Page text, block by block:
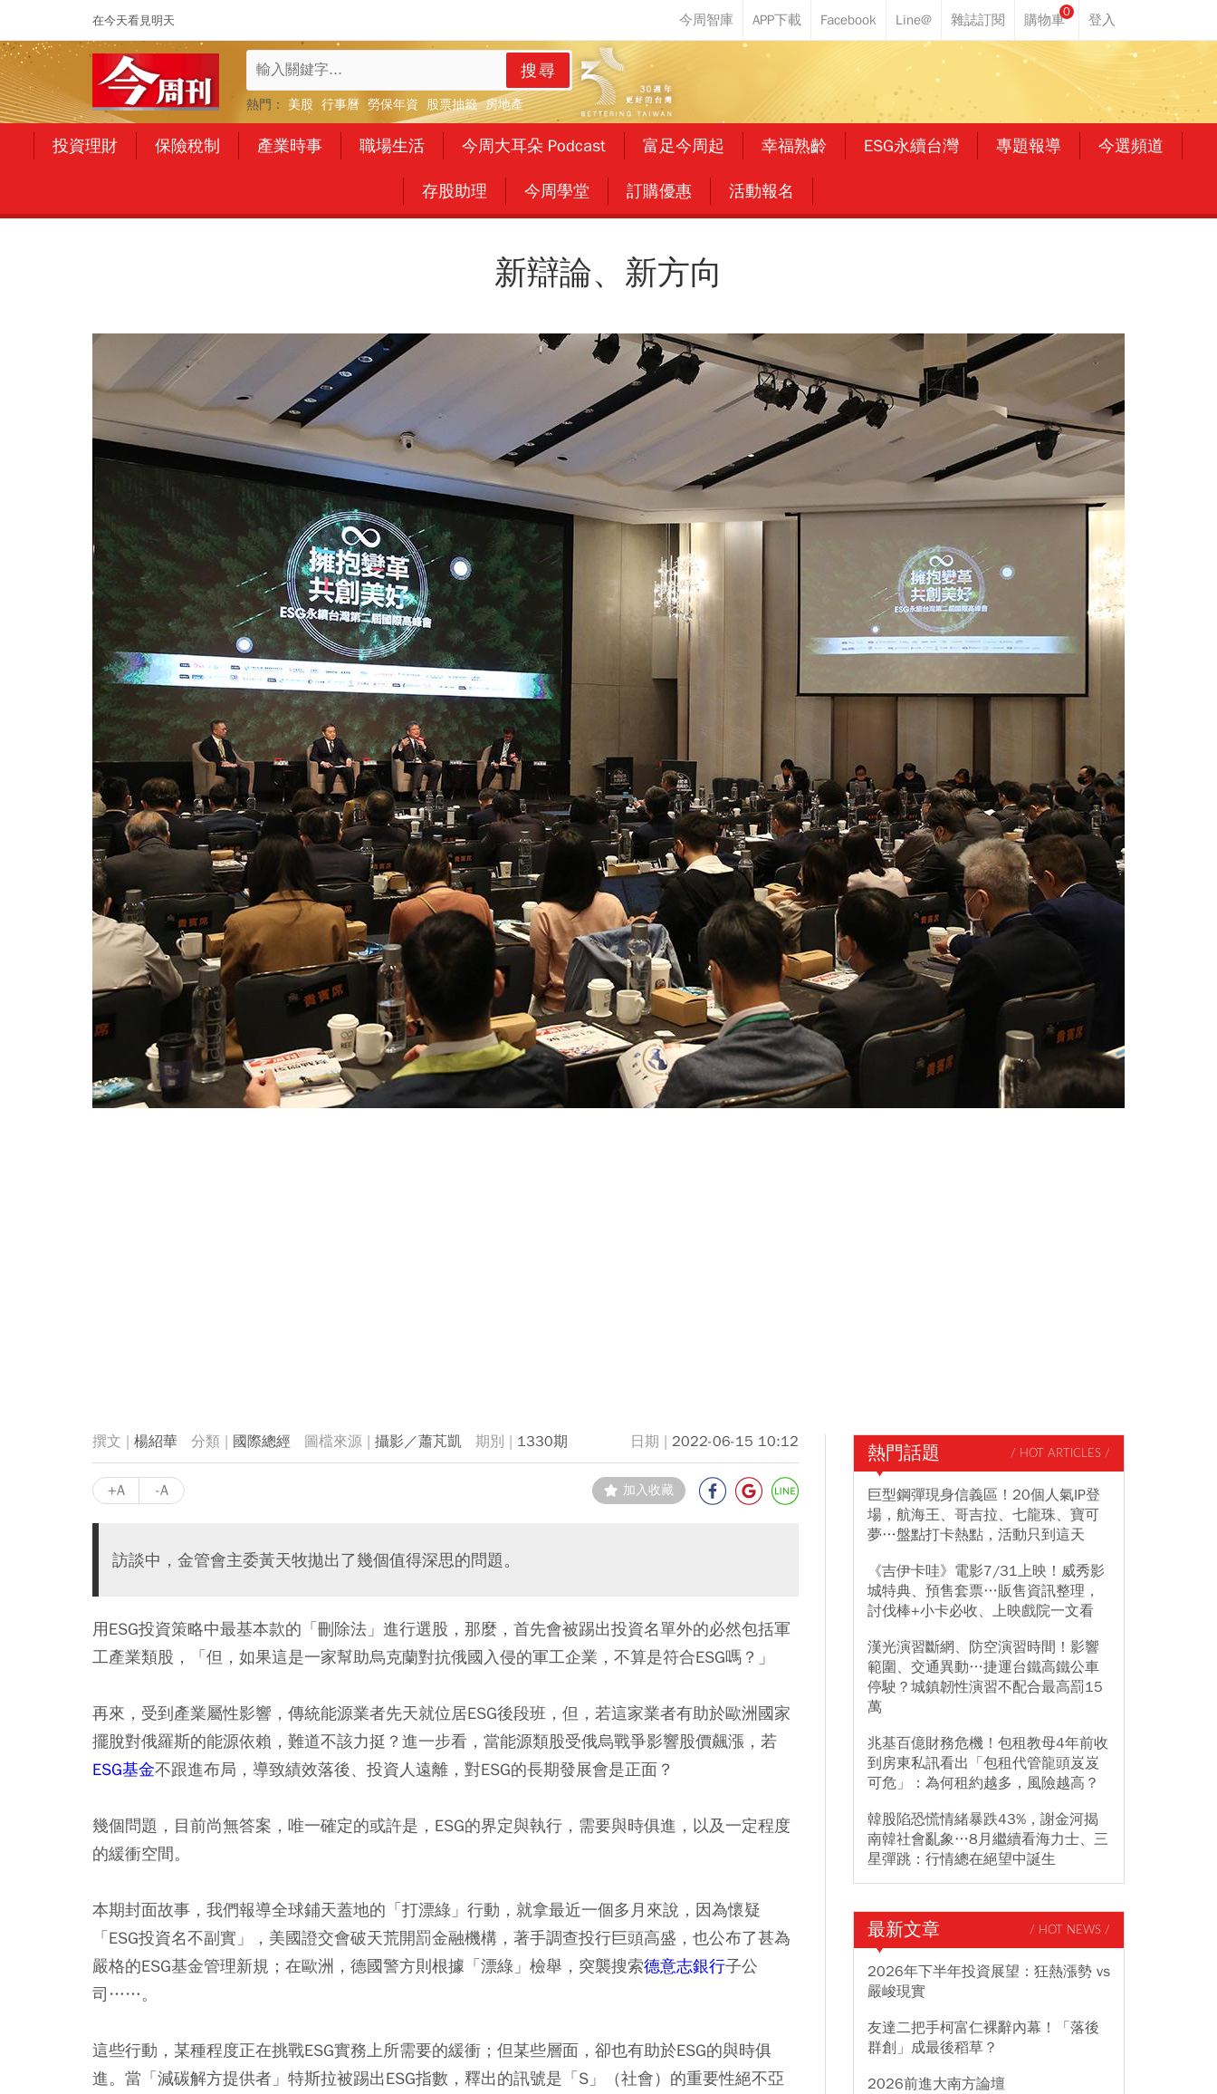
在今天看見明天
0
搜尋
熱門： 美股 行事曆 勞保年資 股票抽籤 房地產
投資理財 保險稅制 產業時事 職場生活 今周大耳朵 Podcast 富足今周起 幸福熟齡 ESG永續台灣 專題報導 今選頻道
存股助理 今周學堂 訂購優惠 活動報名
新辯論、新方向
楊紹華 國際總經 攝影／蕭芃凱 1330期 2022-06-15 10:12
+A -A 加入收藏
訪談中，金管會主委黃天牧拋出了幾個值得深思的問題。
用ESG投資策略中最基本款的「刪除法」進行選股，那麼，首先會被踢出投資名單外的必然包括軍
工產業類股，「但，如果這是一家幫助烏克蘭對抗俄國入侵的軍工企業，不算是符合ESG嗎？」
再來，受到產業屬性影響，傳統能源業者先天就位居ESG後段班，但，若這家業者有助於歐洲國家
擺脫對俄羅斯的能源依賴，難道不該力挺？進一步看，當能源類股受俄烏戰爭影響股價飆漲，若
ESG基金不跟進布局，導致績效落後、投資人遠離，對ESG的長期發展會是正面？
幾個問題，目前尚無答案，唯一確定的或許是，ESG的界定與執行，需要與時俱進，以及一定程度
的緩衝空間。
本期封面故事，我們報導全球鋪天蓋地的「打漂綠」行動，就拿最近一個多月來說，因為懷疑
「ESG投資名不副實」，美國證交會破天荒開罰金融機構，著手調查投行巨頭高盛，也公布了甚為
嚴格的ESG基金管理新規；在歐洲，德國警方則根據「漂綠」檢舉，突襲搜索德意志銀行子公
司……。
這些行動，某種程度正在挑戰ESG實務上所需要的緩衝；但某些層面，卻也有助於ESG的與時俱
進。當「減碳解方提供者」特斯拉被踢出ESG指數，釋出的訊號是「S」（社會）的重要性絕不亞
熱門話題 / HOT ARTICLES /
巨型鋼彈現身信義區！20個人氣IP登
場，航海王、哥吉拉、七龍珠、寶可
夢…盤點打卡熱點，活動只到這天
《吉伊卡哇》電影7/31上映！威秀影
城特典、預售套票…販售資訊整理，
討伐棒+小卡必收、上映戲院一文看
漢光演習斷網、防空演習時間！影響
範圍、交通異動…捷運台鐵高鐵公車
停駛？城鎮韌性演習不配合最高罰15
萬
兆基百億財務危機！包租教母4年前收
到房東私訊看出「包租代管龍頭岌岌
可危」：為何租約越多，風險越高？
韓股陷恐慌情緒暴跌43%，謝金河揭
南韓社會亂象…8月繼續看海力士、三
星彈跳：行情總在絕望中誕生
最新文章 / HOT NEWS /
2026年下半年投資展望：狂熱漲勢 vs
嚴峻現實
友達二把手柯富仁裸辭內幕！「落後
群創」成最後稻草？
2026前進大南方論壇